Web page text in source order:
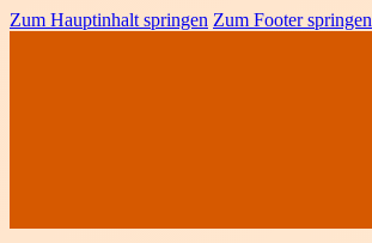
Zum Hauptinhalt springen Zum Footer springen